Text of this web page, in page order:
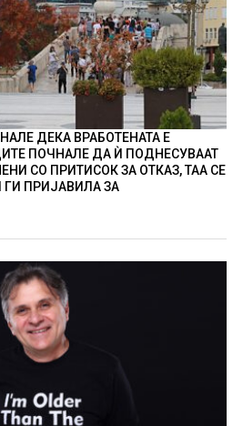
ДЕКА ВРАБОТЕНАТА Е
ПОЧНАЛЕ ДА Ѝ ПОДНЕСУВААТ
СО ПРИТИСОК ЗА ОТКАЗ, ТАА СЕ
ГИ ПРИЈАВИЛА ЗА